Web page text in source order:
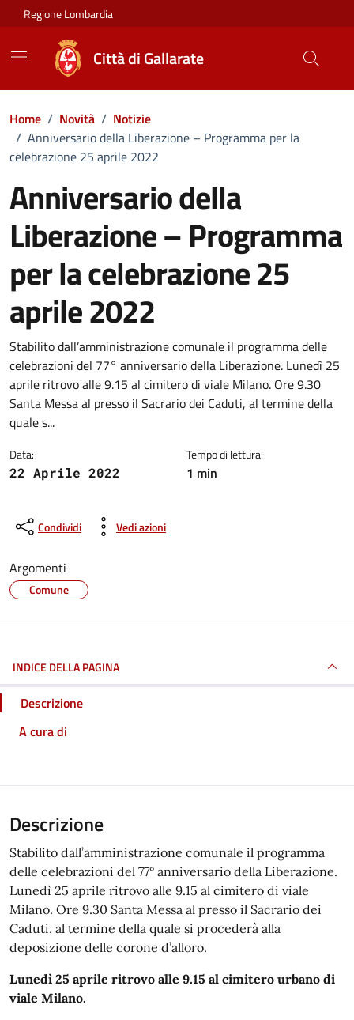
Vai ai contenuti
Vai al footer
Regione Lombardia
Città di Gallarate
Home / Novità / Notizie
/ Anniversario della Liberazione – Programma per la
celebrazione 25 aprile 2022
Anniversario della
Liberazione – Programma
per la celebrazione 25
aprile 2022
Dettagli della notizia
Stabilito dall’amministrazione comunale il programma delle
celebrazioni del 77° anniversario della Liberazione. Lunedì 25
aprile ritrovo alle 9.15 al cimitero di viale Milano. Ore 9.30
Santa Messa al presso il Sacrario dei Caduti, al termine della
quale s...
Data:
22 Aprile 2022
Tempo di lettura:
1 min
Condividi Vedi azioni
Argomenti
Comune
INDICE DELLA PAGINA
Descrizione
A cura di
Descrizione
Stabilito dall’amministrazione comunale il programma
delle celebrazioni del 77° anniversario della Liberazione.
Lunedì 25 aprile ritrovo alle 9.15 al cimitero di viale
Milano. Ore 9.30 Santa Messa al presso il Sacrario dei
Caduti, al termine della quale si procederà alla
deposizione delle corone d’alloro.
Lunedì 25 aprile ritrovo alle 9.15 al cimitero urbano di
viale Milano.